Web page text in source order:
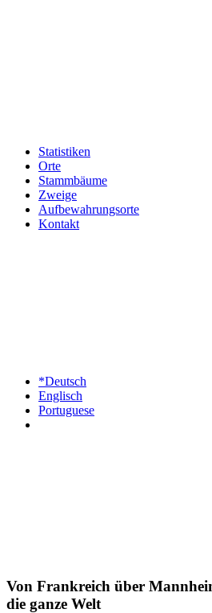
Statistiken
Orte
Stammbäume
Zweige
Aufbewahrungsorte
Kontakt
*Deutsch
Englisch
Portuguese
Von Frankreich über
die ganze Welt